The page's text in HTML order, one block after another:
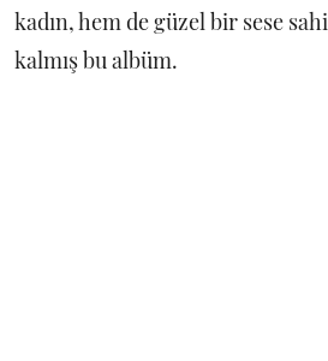
kadın, hem de güzel bir sese
kalmış bu albüm.